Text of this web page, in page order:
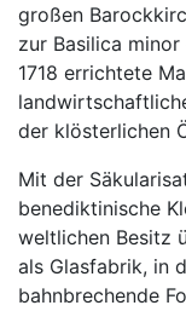
großen
zur Basilica
1718 errichtete
der klösterlichen
Mit der
benediktinische
weltlichen Besitz
als Glasfabrik, in
bahnbrechende